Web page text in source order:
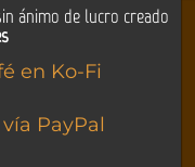
ánimo de lucro creado
en Ko-Fi
PayPal